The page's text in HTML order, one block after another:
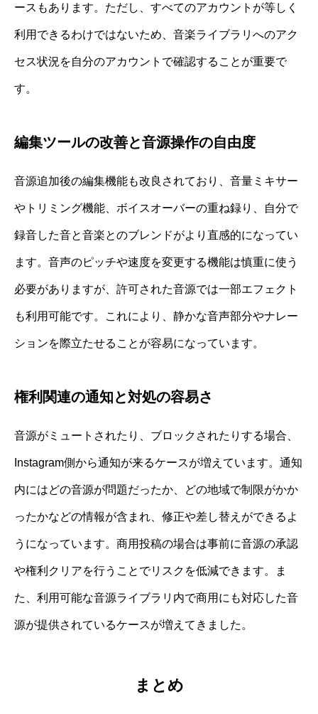
ースもあります。ただし、すべてのアカウントが等しく
利用できるわけではないため、音楽ライブラリへのアク
セス状況を自分のアカウントで確認することが重要で
す。
編集ツールの改善と音源操作の自由度
音源追加後の編集機能も改良されており、音量ミキサー
やトリミング機能、ボイスオーバーの重ね録り、自分で
録音した音と音楽とのブレンドがより直感的になってい
ます。音声のピッチや速度を変更する機能は慎重に使う
必要がありますが、許可された音源では一部エフェクト
も利用可能です。これにより、静かな音声部分やナレー
ションを際立たせることが容易になっています。
権利関連の通知と対処の容易さ
音源がミュートされたり、ブロックされたりする場合、
Instagram側から通知が来るケースが増えています。通知
内にはどの音源が問題だったか、どの地域で制限がかか
ったかなどの情報が含まれ、修正や差し替えができるよ
うになっています。商用投稿の場合は事前に音源の承認
や権利クリアを行うことでリスクを低減できます。ま
た、利用可能な音源ライブラリ内で商用にも対応した音
源が提供されているケースが増えてきました。
まとめ